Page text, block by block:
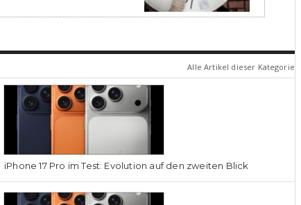
Alle Artikel dieser Kategorie
iPhone 17 Pro im Test: Evolution auf den zweiten Blick